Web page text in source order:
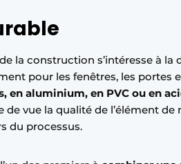
d’emploi
votre inscription
la construction s’intéresse à la
pour les fenêtres, les portes
en aluminium, en PVC ou en
vue la qualité de l’élément de
du processus.